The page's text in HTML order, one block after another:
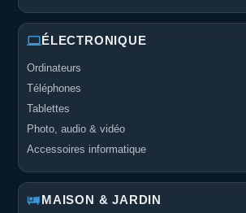
ÉLECTRONIQUE
Ordinateurs
Téléphones
Tablettes
Photo, audio & vidéo
Accessoires informatique
MAISON & JARDIN